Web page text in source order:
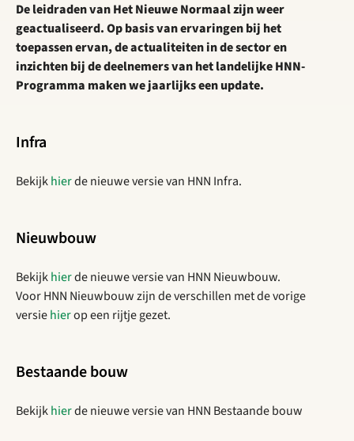
De leidraden van Het Nieuwe Normaal zijn weer
geactualiseerd. Op basis van ervaringen bij het
toepassen ervan, de actualiteiten in de sector en
inzichten bij de deelnemers van het landelijke HNN-
Programma maken we jaarlijks een update.
Infra
Bekijkhierde nieuwe versie van HNN Infra.
Nieuwbouw
Bekijkhierde nieuwe versie van HNN Nieuwbouw.
Voor HNN Nieuwbouw zijn de verschillen met de vorige
versiehierop een rijtje gezet.
Bestaande bouw
Bekijkhierde nieuwe versie van HNN Bestaande bouw